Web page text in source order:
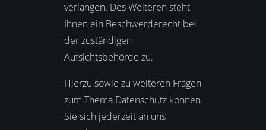
verlangen. Des Weiteren steht
Ihnen ein Beschwerderecht bei
der zuständigen
Aufsichtsbehörde zu.
Hierzu sowie zu weiteren Fragen
zum Thema Datenschutz können
Sie sich jederzeit an uns